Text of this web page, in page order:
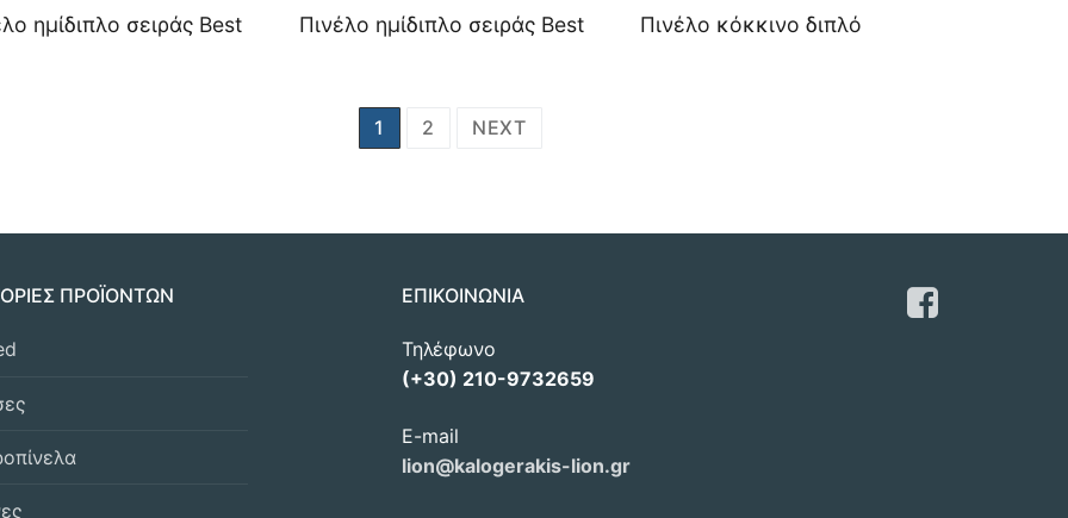
ημίδιπλο σειράς Best Πινέλο ημίδιπλο σειράς Best Πινέλο κόκκινο διπλό
1 2 NEXT
ΠΡΟΪΟΝΤΩΝ ΕΠΙΚΟΙΝΩΝΙΑ
Τηλέφωνο
(+30) 210-9732659
E-mail
lion@kalogerakis-lion.gr